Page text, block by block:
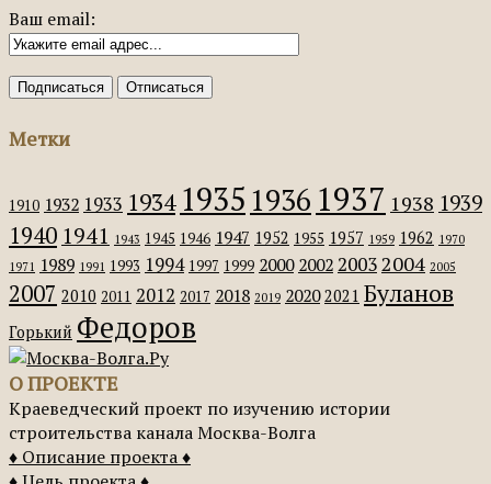
Ваш email:
Метки
1910 1932 1933 1934 1935 1936 1937 1938 1939
1940 1941 1943 1945 1946 1947 1952 1955 1957 1959 1962 1970
1971 1989 1991 1993 1994 1997 1999 2000 2002 20032004 2005
2007 2010 2011 2012 2017 2018 2019 2020 2021 Буланов
Горький Федоров
О ПРОЕКТЕ
Краеведческий проект по изучению истории
строительства канала Москва-Волга
♦ Описание проекта ♦